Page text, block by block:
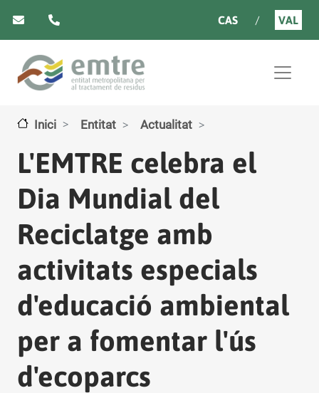
CAS VAL
Inici Entitat Actualitat
L'EMTRE celebra el
Dia Mundial del
Reciclatge amb
activitats especials
d'educació ambiental
per a fomentar l'ús
d'ecoparcs